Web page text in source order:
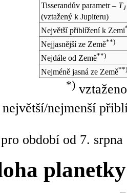
Tisserandův parametr – TJ
(vztažený k Jupiteru)
Největší přiblížení k Zemi
Nejjasnější ze Země**)
Nejdále od Země**)
Nejméně jasná ze Země**)
*)
nejmenší
období od 7.